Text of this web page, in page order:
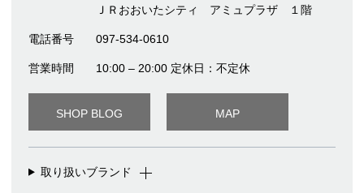
ＪＲおおいたシティ アミュプラザ １階
電話番号 097-534-0610
営業時間 10:00 – 20:00 定休日：不定休
SHOP BLOG MAP
取り扱いブランド